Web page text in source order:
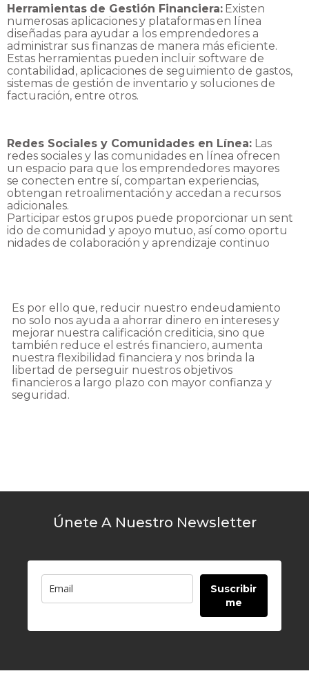
Herramientas de Gestión Financiera: Existen
numerosas aplicacionesy plataformas en línea
diseñadas para ayudar a los emprendedores a
administrar sus finanzas de manera más eficiente.
Estas herramientas pueden incluir software de
contabilidad, aplicaciones de seguimiento de gastos,
sistemas de gestión de inventario y soluciones de
facturación, entre otros.
Redes Sociales y Comunidades en Línea: Las
redes sociales y las comunidades en línea ofrecen
un espacio para que los emprendedores mayores
se conecten entre sí, compartan experiencias,
obtengan retroalimentación y accedan a recursos
adicionales.
Participar estos grupos puede proporcionar un sent
ido de comunidad y apoyo mutuo, así como oportu
nidades de colaboración y aprendizaje continuo
Es por ello que, reducir nuestro endeudamiento
no solo nos ayuda a ahorrar dinero en interesesy
mejorar nuestra calificación crediticia, sino que
también reduce el estrés financiero, aumenta
nuestra flexibilidad financiera y nos brinda la
libertad de perseguir nuestros objetivos
financieros a largo plazo con mayor confianza y
seguridad.
Únete A Nuestro Newsletter
Suscribir
me